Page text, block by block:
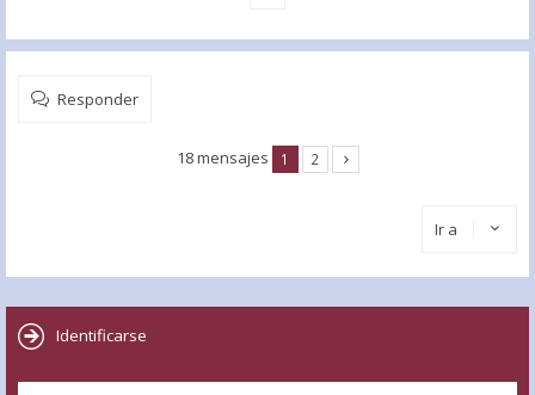
Responder
18 mensajes 1 2
Ir a
Identificarse